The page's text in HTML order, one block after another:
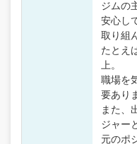
ジムの
安心し
取り組
たとえ
上。
職場を
要あり
また、
ジャー
元のポ